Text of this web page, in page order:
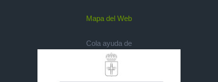
Mapa del Web
Cola ayuda de